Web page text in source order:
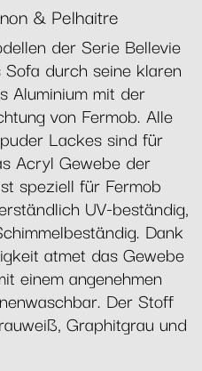
& Pelhaitre
der Serie Bellevie
durch seine klaren
Aluminium mit der
von Fermob. Alle
Lackes sind für
Acryl Gewebe der
speziell für Fermob
UV-beständig,
Dank
atmet das Gewebe
einem angenehmen
Der Stoff
Graphitgrau und